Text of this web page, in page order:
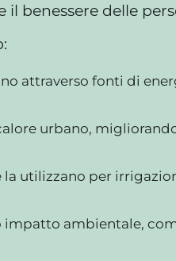
benessere delle
attraverso fonti di
urbano,
la utilizzano per
ambientale,